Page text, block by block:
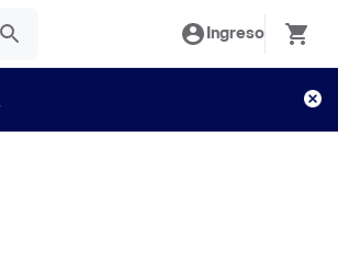
Ingreso